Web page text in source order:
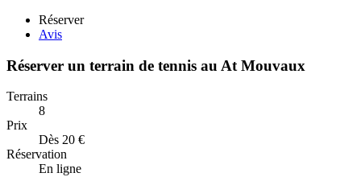
Réserver
Avis
Réserver un terrain de tennis au At Mouvaux
Terrains
8
Prix
Dès 20 €
Réservation
En ligne